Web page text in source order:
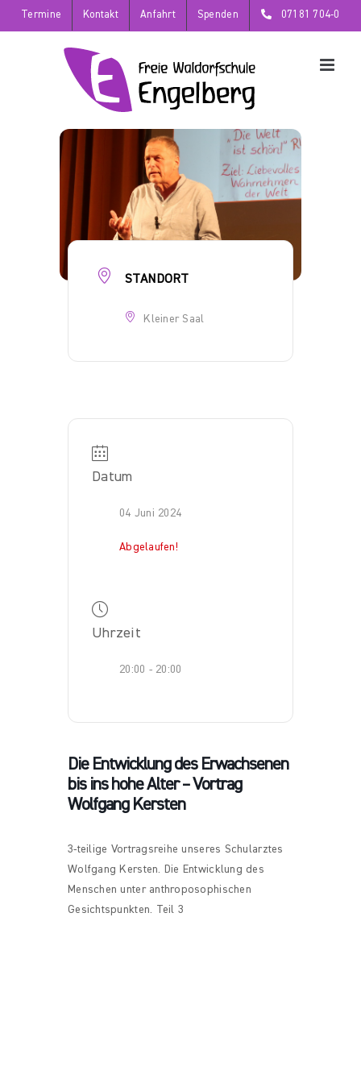
Zum
Inhalt
Termine Kontakt Anfahrt Spenden 07181 704-0
STANDORT
Kleiner Saal
Datum
04 Juni 2024
Abgelaufen!
Uhrzeit
20:00 - 20:00
Die Entwicklung des Erwachsenen
bis ins hohe Alter – Vortrag
Wolfgang Kersten
3-teilige Vortragsreihe unseres Schularztes
Wolfgang Kersten. Die Entwicklung des
Menschen unter anthroposophischen
Gesichtspunkten. Teil 3